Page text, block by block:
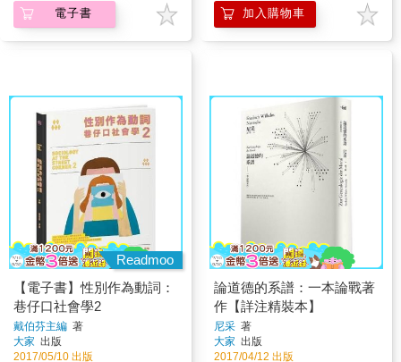
電子書 加入購物車
Readmoo
【電子書】性別作為動詞：
巷仔口社會學2
戴伯芬主編 著
大家 出版
2017/05/10 出版
論道德的系譜：一本論戰著
作【詳注精裝本】
尼采 著
大家 出版
2017/04/12 出版